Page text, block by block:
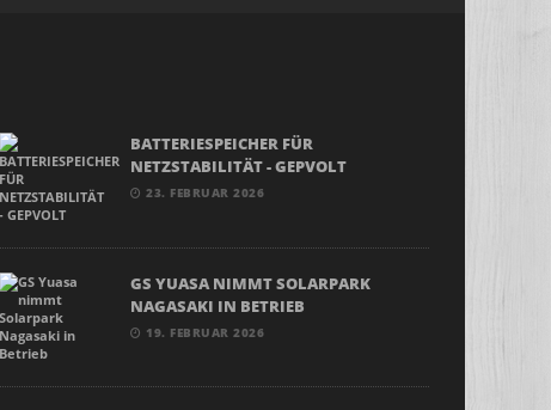
BATTERIESPEICHER FÜR
NETZSTABILITÄT - GEPVOLT
23. FEBRUAR 2026
GS YUASA NIMMT SOLARPARK
NAGASAKI IN BETRIEB
19. FEBRUAR 2026